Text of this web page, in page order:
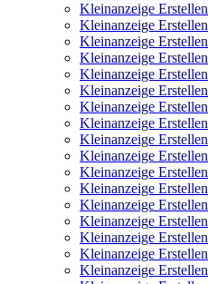
Kleinanzeige Erstellen
Kleinanzeige Erstellen
Kleinanzeige Erstellen
Kleinanzeige Erstellen
Kleinanzeige Erstellen
Kleinanzeige Erstellen
Kleinanzeige Erstellen
Kleinanzeige Erstellen
Kleinanzeige Erstellen
Kleinanzeige Erstellen
Kleinanzeige Erstellen
Kleinanzeige Erstellen
Kleinanzeige Erstellen
Kleinanzeige Erstellen
Kleinanzeige Erstellen
Kleinanzeige Erstellen
Kleinanzeige Erstellen